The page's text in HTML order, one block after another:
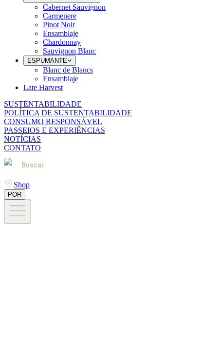
Cabernet Sauvignon
Carmenere
Pinot Noir
Ensamblaje
Chardonnay
Sauvignon Blanc
ESPUMANTE
Blanc de Blancs
Ensamblaje
Late Harvest
SUSTENTABILIDADE
POLÍTICA DE SUSTENTABILIDADE
CONSUMO RESPONSÁVEL
PASSEIOS E EXPERIÊNCIAS
NOTÍCIAS
CONTATO
Buscar
Shop
POR